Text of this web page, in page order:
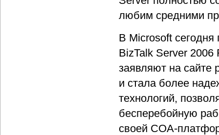
любим средними
В Microsoft сегодня
BizTalk Server
заявляют на сайте
и стала более
технологий,
бесперебойную
своей СОА-